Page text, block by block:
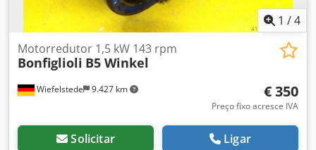
1 /4
Wiefelstede 9.427 km
Motorredutor 1,5 kW 143 rpm
Bonfiglioli B5 Winkel
€ 350
Preço fixo acresce IVA
Solicitar Ligar